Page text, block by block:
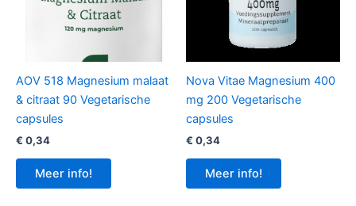
AOV 518 Magnesium malaat
& citraat 90 Vegetarische
capsules
€ 0,34
Meer info!
Nova Vitae Magnesium 400
mg 200 Vegetarische
capsules
€ 0,34
Meer info!